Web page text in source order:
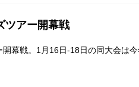
ツアー開幕戦
幕戦。1月16日-18日の同大会は今